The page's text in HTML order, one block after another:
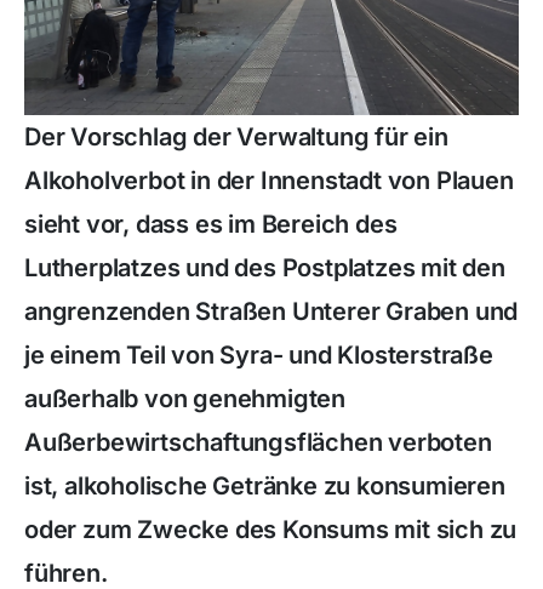
Der Vorschlag der Verwaltung für ein
Alkoholverbot in der Innenstadt von Plauen
sieht vor, dass es im Bereich des
Lutherplatzes und des Postplatzes mit den
angrenzenden Straßen Unterer Graben und
je einem Teil von Syra- und Klosterstraße
außerhalb von genehmigten
Außerbewirtschaftungsflächen verboten
ist, alkoholische Getränke zu konsumieren
oder zum Zwecke des Konsums mit sich zu
führen.